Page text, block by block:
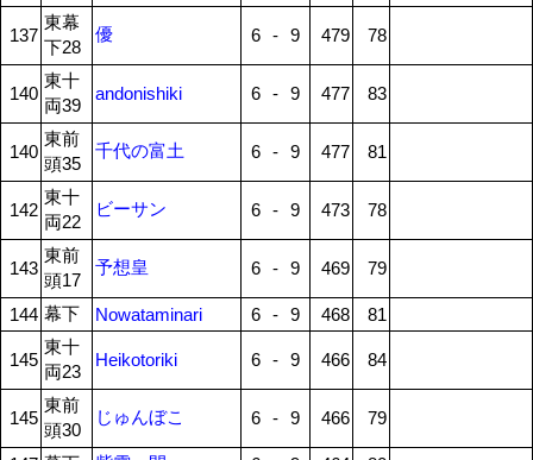
137
東幕
下28
優 6 - 9 479 78
140
東十
両39
andonishiki 6 - 9 477 83
140
東前
頭35
千代の富土 6 - 9 477 81
142
東十
両22
ビーサン 6 - 9 473 78
143
東前
頭17
予想皇 6 - 9 469 79
144 幕下 Nowataminari 6 - 9 468 81
145
東十
両23
Heikotoriki 6 - 9 466 84
145
東前
頭30
じゅんぼこ 6 - 9 466 79